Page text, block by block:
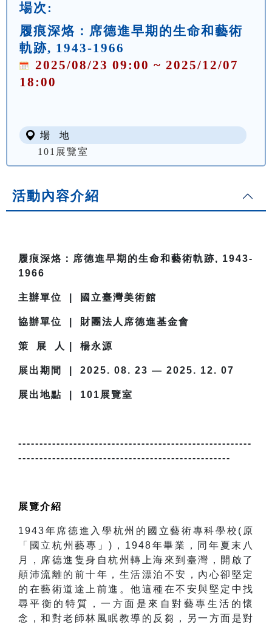
場次:
履痕深烙：席德進早期的生命和藝術
軌跡, 1943-1966
2025/08/23 09:00 ~ 2025/12/07
18:00
場 地
101展覽室
活動內容介紹
履痕深烙：席德進早期的生命和藝術軌跡, 1943-
1966
主辦單位 | 國立臺灣美術館
協辦單位 | 財團法人席德進基金會
策 展 人 | 楊永源
展出期間 | 2025. 08. 23 — 2025. 12. 07
展出地點 | 101展覽室
-------------------------------------------------------
--------------------------------------------------
展覽介紹
1943年席德進入學杭州的國立藝術專科學校(原
「國立杭州藝專」)， 1948年畢業，同年夏末八
月，席德進隻身自杭州轉上海來到臺灣，開啟了
顛沛流離的前十年，生活漂泊不安，內心卻堅定
的在藝術道途上前進。他這種在不安與堅定中找
尋平衡的特質，一方面是來自對藝專生活的懷
念，和對老師林風眠教導的反芻，另一方面是對